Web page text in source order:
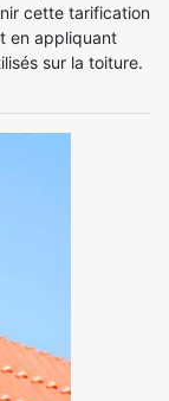
cette tarification
en appliquant
sur la toiture.